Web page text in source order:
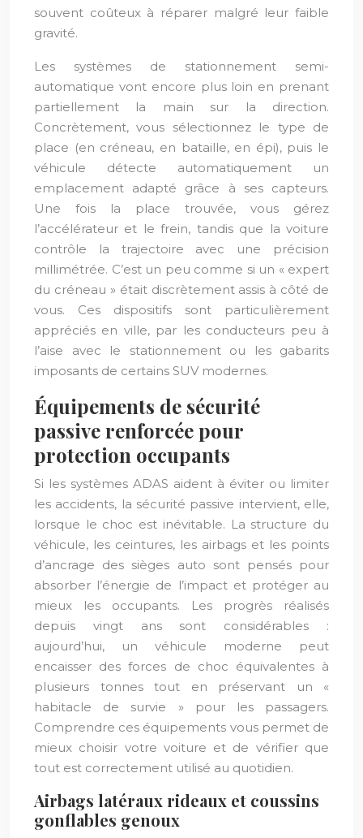
souvent coûteux à réparer malgré leur faible
gravité.
Les systèmes de stationnement semi-
automatique vont encore plus loin en prenant
partiellement la main sur la direction.
Concrètement, vous sélectionnez le type de
place (en créneau, en bataille, en épi), puis le
véhicule détecte automatiquement un
emplacement adapté grâce à ses capteurs.
Une fois la place trouvée, vous gérez
l’accélérateur et le frein, tandis que la voiture
contrôle la trajectoire avec une précision
millimétrée. C’est un peu comme si un « expert
du créneau » était discrètement assis à côté de
vous. Ces dispositifs sont particulièrement
appréciés en ville, par les conducteurs peu à
l’aise avec le stationnement ou les gabarits
imposants de certains SUV modernes.
Équipements de sécurité
passive renforcée pour
protection occupants
Si les systèmes ADAS aident à éviter ou limiter
les accidents, la sécurité passive intervient, elle,
lorsque le choc est inévitable. La structure du
véhicule, les ceintures, les airbags et les points
d’ancrage des sièges auto sont pensés pour
absorber l’énergie de l’impact et protéger au
mieux les occupants. Les progrès réalisés
depuis vingt ans sont considérables :
aujourd’hui, un véhicule moderne peut
encaisser des forces de choc équivalentes à
plusieurs tonnes tout en préservant un «
habitacle de survie » pour les passagers.
Comprendre ces équipements vous permet de
mieux choisir votre voiture et de vérifier que
tout est correctement utilisé au quotidien.
Airbags latéraux rideaux et coussins
gonflables genoux